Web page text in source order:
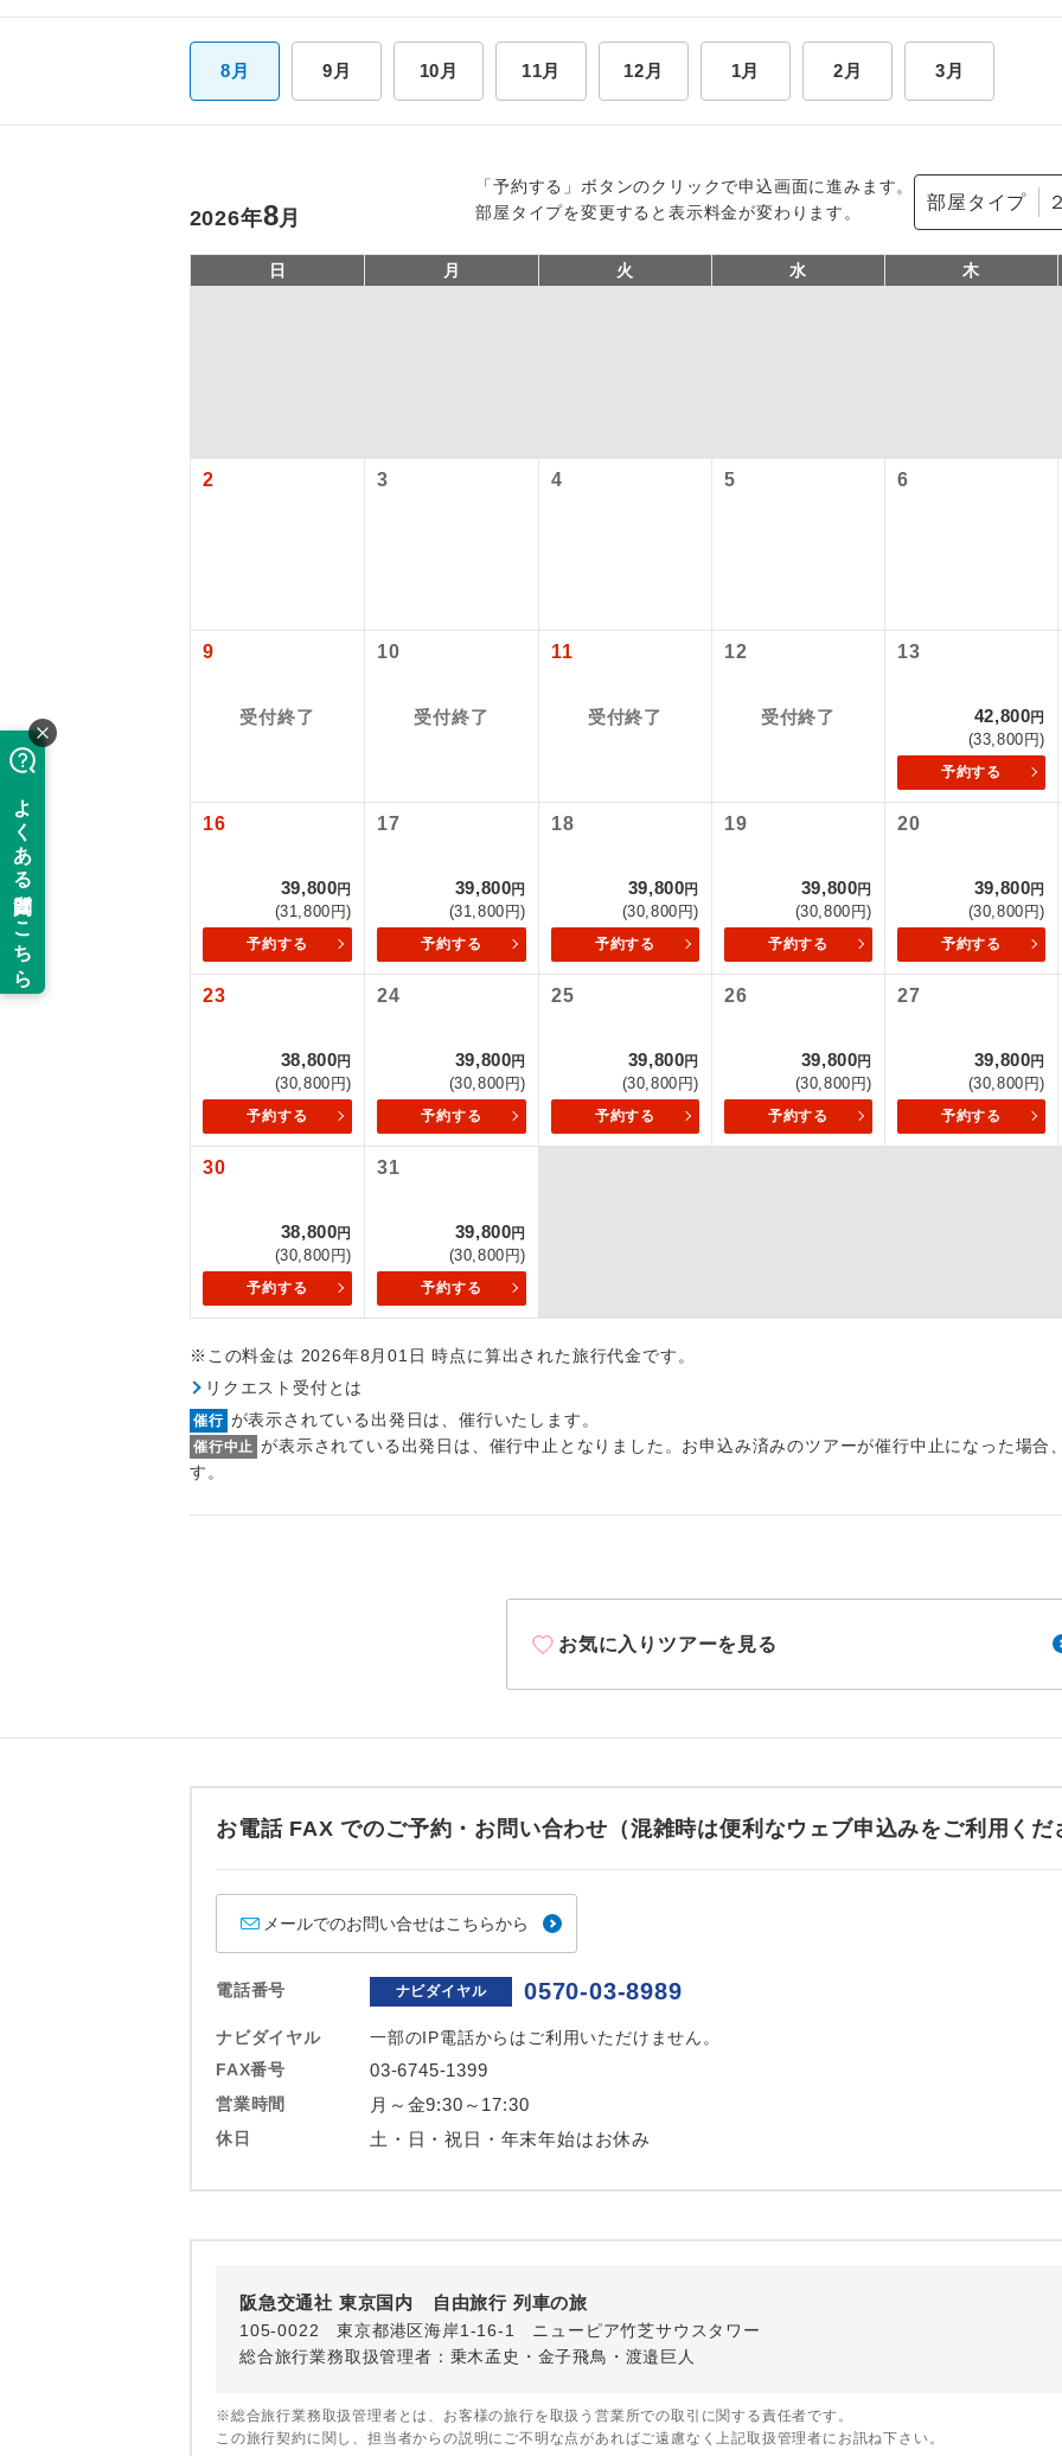
8月 9月 10月 11月 12月 1月 2月 3月
「予約する」ボタンのクリックで申込画面に進みます。
部屋タイプを変更すると表示料金が変わります。
部屋タイプ
2026年8月
日 月 火 水 木
2 3 4 5 6
9
受付終了
10
受付終了
11
受付終了
12
受付終了
13
42,800円
(33,800円)
予約する
16
39,800円
(31,800円)
予約する
17
39,800円
(31,800円)
予約する
18
39,800円
(30,800円)
予約する
19
39,800円
(30,800円)
予約する
20
39,800円
(30,800円)
予約する
23
38,800円
(30,800円)
予約する
24
39,800円
(30,800円)
予約する
25
39,800円
(30,800円)
予約する
26
39,800円
(30,800円)
予約する
27
39,800円
(30,800円)
予約する
30
38,800円
(30,800円)
予約する
31
39,800円
(30,800円)
予約する
※この料金は 2026年8月01日 時点に算出された旅行代金です。
リクエスト受付とは
催行 が表示されている出発日は、催行いたします。
催行中止 が表示されている出発日は、催行中止となりました。お申込み済みのツアーが催行中止になった場合
す。
お気に入りツアーを見る
お電話 FAX でのご予約・お問い合わせ（混雑時は便利なウェブ申込みをご利用くだ
メールでのお問い合せはこちらから
電話番号 ナビダイヤル 0570-03-8989
ナビダイヤル
一部のIP電話からはご利用いただけません。
FAX番号
03-6745-1399
営業時間 月～金9:30～17:30
休日 土・日・祝日・年末年始はお休み
阪急交通社 東京国内 自由旅行 列車の旅
105-0022 東京都港区海岸1-16-1 ニューピア竹芝サウスタワー
総合旅行業務取扱管理者：乗木孟史・金子飛鳥・渡邉巨人
※総合旅行業務取扱管理者とは、お客様の旅行を取扱う営業所での取引に関する責任者です。
この旅行契約に関し、担当者からの説明にご不明な点があればご遠慮なく上記取扱管理者にお訊ね下さい。
アイコン 説明
す。
現地到着空港（駅）から最終日出発空港（駅）
新コース 初登場のコースです。
世界遺産
ユネスコに登録されている文化遺産や自然遺産
スです。
温泉 温泉地にも宿泊するコースです。
露天風呂 ご宿泊ホテルに露天風呂が付いています。
全食事付き
トラベルイヤホン
1名様1室同代金 1名様1室利用でも追加料金がかからないコース
ご夫婦限定 ご夫婦限定でご参加いただけるコースです。
航空会社指定
おひとり様バス2席利用 おひとり様でバス席を2席利⽤できます。